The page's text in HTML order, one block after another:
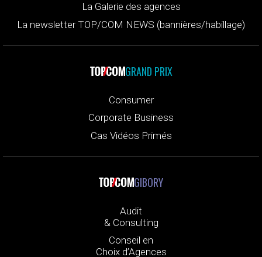
La Galerie des agences
La newsletter TOP/COM NEWS (bannières/habillage)
GRAND PRIX
Consumer
Corporate Business
Cas Vidéos Primés
GIBORY
Audit
& Consulting
Conseil en
Choix d’Agences